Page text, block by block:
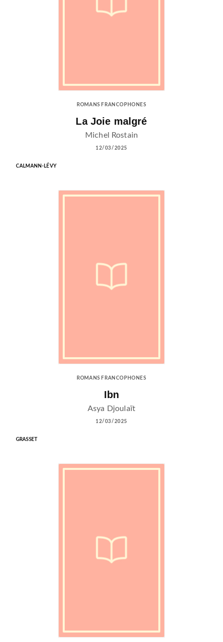
ROMANS FRANCOPHONES
La Joie malgré
Michel Rostain
12/03/2025
CALMANN-LÉVY
ROMANS FRANCOPHONES
Ibn
Asya Djoulaït
12/03/2025
GRASSET